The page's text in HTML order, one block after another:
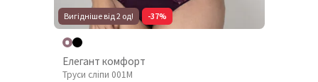
Вигідніше від 2 од! -37%
Елегант комфорт
Труси сліпи 001М